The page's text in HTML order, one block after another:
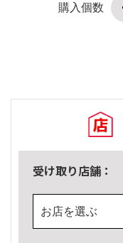
購入個数
受け取り店舗：
お店を選ぶ